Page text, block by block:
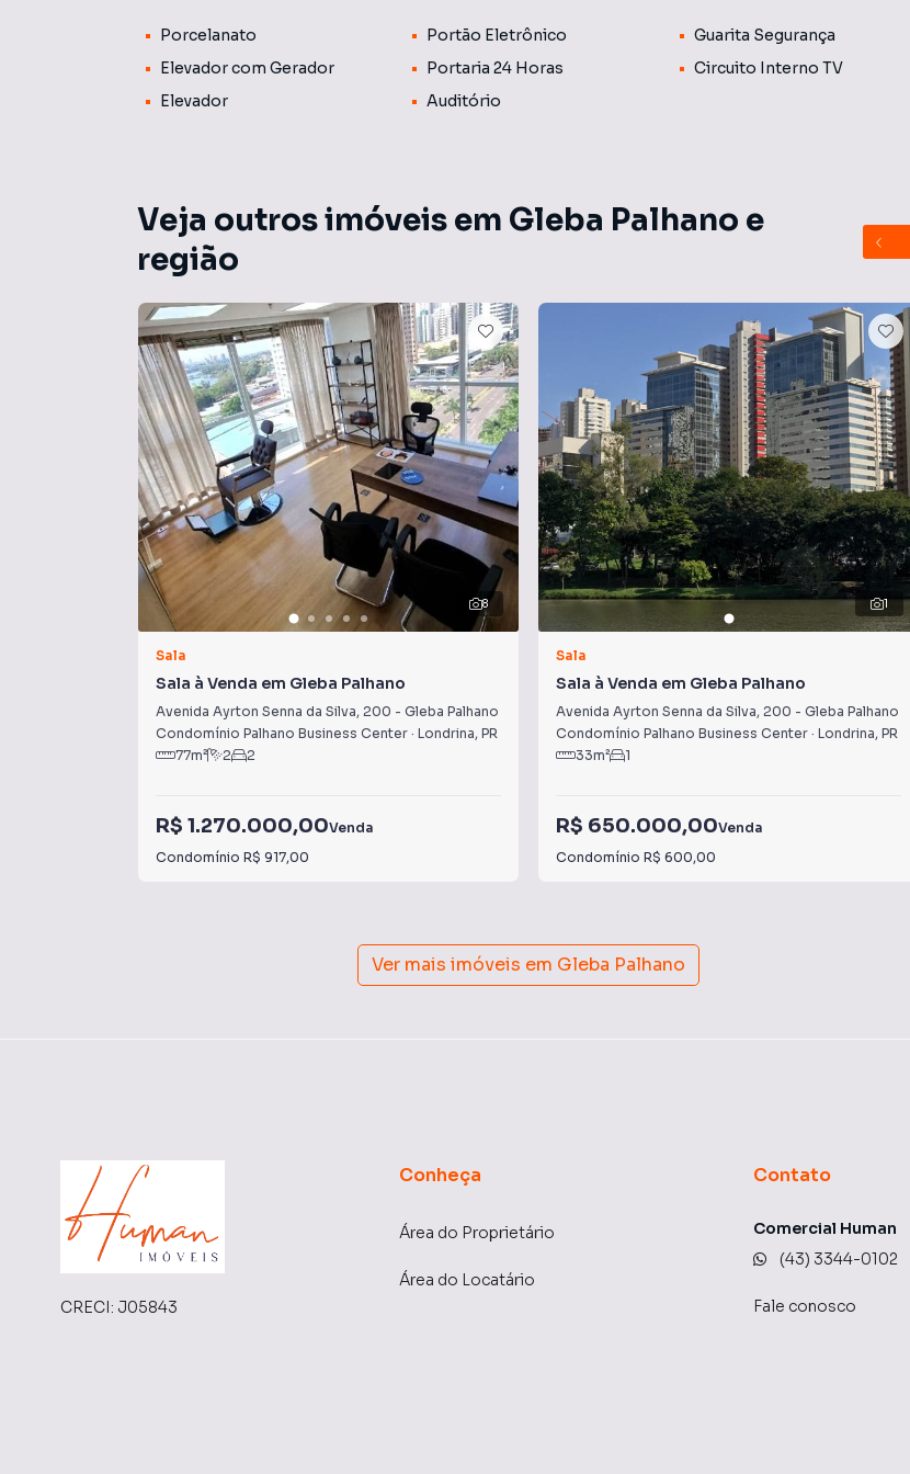
garantindo agilidade no deslocamento, além de um auditório para eventos e reuniões Descrição
Localização: A Gleba Palhano é uma das áreas mais valorizadas de Londrina, conhecida por sua
infraestrutura e fácil acesso. A localização estratégica oferece proximidade a diversos serviços, como
Porcelanato Portão Eletrônico
Guarita Segurança
Elevador com Gerador
Portaria 24 Horas
Circuito Interno TV
Elevador
Auditório
Veja outros imóveis em Gleba Palhano e
região
8
Sala
Sala à Venda em Gleba Palhano
Avenida Ayrton Senna da Silva, 200 - Gleba Palhano
Condomínio Palhano Business Center · Londrina, PR
77m² 2 2
R$ 1.270.000,00Venda
Condomínio R$ 917,00
1
Sala
Sala à Venda em Gleba Palhano
Avenida Ayrton Senna da Silva, 200 - Gleba Palhano
Condomínio Palhano Business Center · Londrina, PR
33m² 1
R$ 650.000,00Venda
Condomínio R$ 600,00
Ver mais imóveis em Gleba Palhano
CRECI: J05843
Conheça
Área do Proprietário
Área do Locatário
Contato
Comercial Human
(43) 3344-0102
Fale conosco